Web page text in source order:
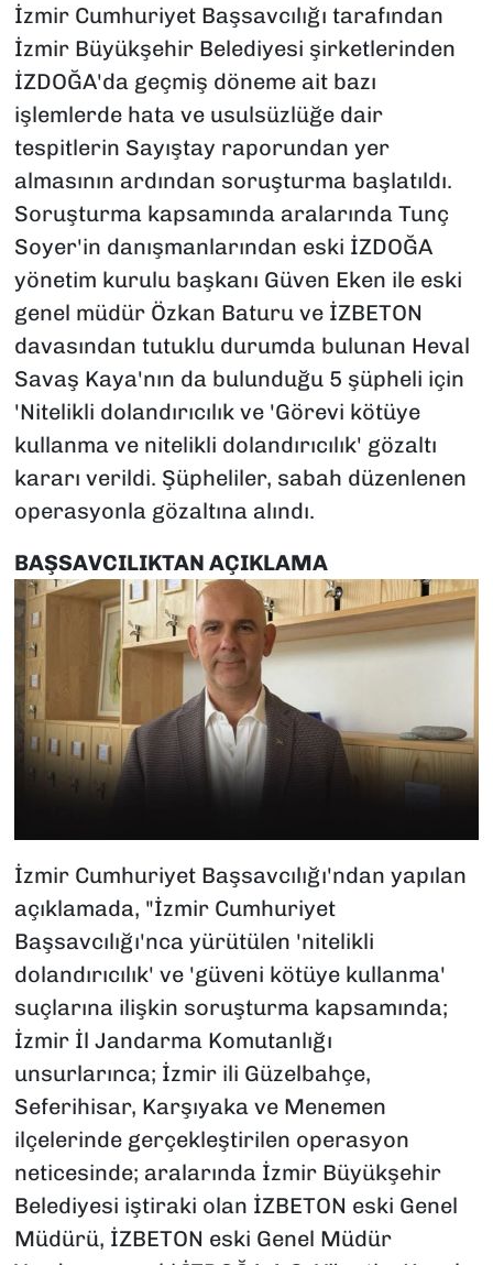
İzmir Cumhuriyet Başsavcılığı tarafından
İzmir Büyükşehir Belediyesi şirketlerinden
İZDOĞA'da geçmiş döneme ait bazı
işlemlerde hata ve usulsüzlüğe dair
tespitlerin Sayıştay raporundan yer
almasının ardından soruşturma başlatıldı.
Soruşturma kapsamında aralarında Tunç
Soyer'in danışmanlarından eski İZDOĞA
yönetim kurulu başkanı Güven Eken ile eski
genel müdür Özkan Baturu ve İZBETON
davasından tutuklu durumda bulunan Heval
Savaş Kaya'nın da bulunduğu 5 şüpheli için
'Nitelikli dolandırıcılık ve 'Görevi kötüye
kullanma ve nitelikli dolandırıcılık' gözaltı
kararı verildi. Şüpheliler, sabah düzenlenen
operasyonla gözaltına alındı.
BAŞSAVCILIKTAN AÇIKLAMA
İzmir Cumhuriyet Başsavcılığı'ndan yapılan
açıklamada, "İzmir Cumhuriyet
Başsavcılığı'nca yürütülen 'nitelikli
dolandırıcılık' ve 'güveni kötüye kullanma'
suçlarına ilişkin soruşturma kapsamında;
İzmir İl Jandarma Komutanlığı
unsurlarınca; İzmir ili Güzelbahçe,
Seferihisar, Karşıyaka ve Menemen
ilçelerinde gerçekleştirilen operasyon
neticesinde; aralarında İzmir Büyükşehir
Belediyesi iştiraki olan İZBETON eski Genel
Müdürü, İZBETON eski Genel Müdür